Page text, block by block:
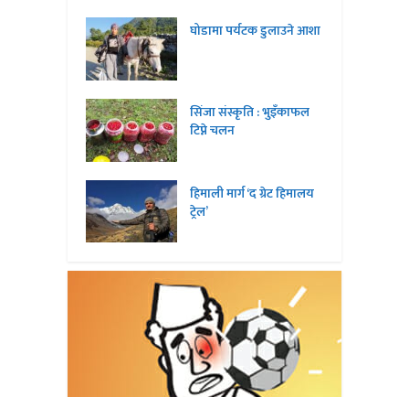
घोडामा पर्यटक डुलाउने आशा
सिंजा संस्कृति : भुइँकाफल
टिप्ने चलन
हिमाली मार्ग ‘द ग्रेट हिमालय
ट्रेल’